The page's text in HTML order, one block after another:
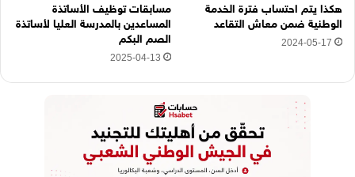
هكذا يتم احتساب فترة الخدمة
الوطنية ضمن معاش التقاعد
2024-05-17
مسابقات توظيف الأساتذة
المساعدين بالمدرسة العليا لأساتذة
الصم البكم
2025-04-13